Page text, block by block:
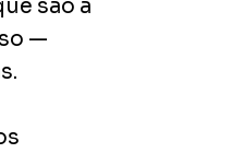
são a
—